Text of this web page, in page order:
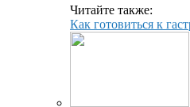
Читайте также:
Как готовиться к